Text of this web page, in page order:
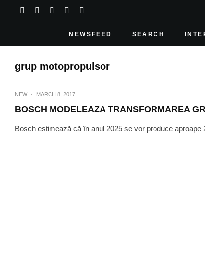
NEWSFEED SEARCH
grup motopropulsor
NEW · MARCH 8, 2017
BOSCH MODELEAZA TRANSFORMAREA
Bosch estimează că în anul 2025 se vor produce